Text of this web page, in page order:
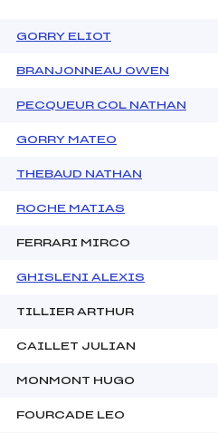
de portes :
appliquée :
GORRY ELIOT
BRANJONNEAU OWEN
PECQUEUR COL NATHAN
GORRY MATEO
THEBAUD NATHAN
ROCHE MATIAS
FERRARI MIRCO
GHISLENI ALEXIS
TILLIER ARTHUR
CAILLET JULIAN
MONMONT HUGO
FOURCADE LEO